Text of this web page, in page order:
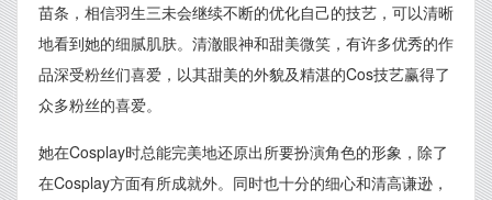
苗条，相信羽生三未会继续不断的优化自己的技艺，可以清晰
地看到她的细腻肌肤。清澈眼神和甜美微笑，有许多优秀的作
品深受粉丝们喜爱，以其甜美的外貌及精湛的Cos技艺赢得了
众多粉丝的喜爱。
她在Cosplay时总能完美地还原出所要扮演角色的形象，除了
在Cosplay方面有所成就外。同时也十分的细心和清高谦逊，